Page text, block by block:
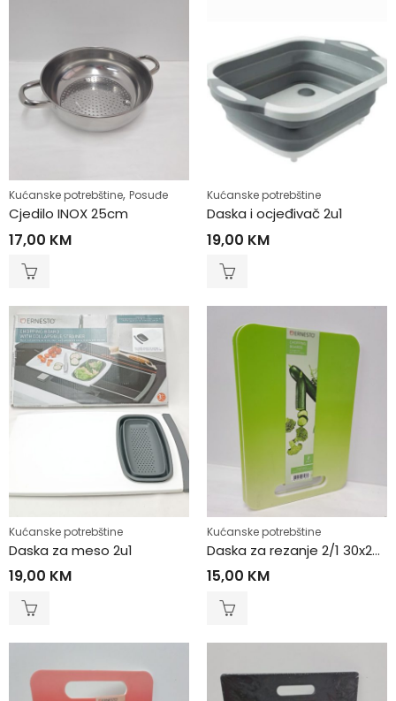
Kućanske potrebštine, Posuđe
Cjedilo INOX 25cm
17,00 KM
Kućanske potrebštine
Daska i ocjeđivač 2u1
19,00 KM
Kućanske potrebštine
Daska za meso 2u1
19,00 KM
Kućanske potrebštine
Daska za rezanje 2/1 30x20cm
15,00 KM